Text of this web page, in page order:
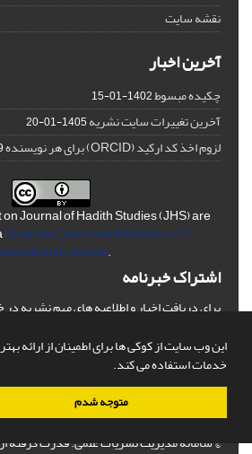
این وب سایت از کوکی ها برای اطمینان از ارائه
خدمات استفاده می کند.
متوجه شدم
نقشه سایت
آخرین اخبار
چکیده مبسوط1402-01-15
آخرین تغییرات سایت نشریه1405-01-20
لزوم اخذ کد ارکید (ORCID) برای هر نویسنده
Journal of Hadith Studies (JHS) are
Creative Commons Attribution 4.0
License.
اشتراک خبرنامه
برای دریافت اخبار و اطلاعیه های مهم نشریه
© سامانه مدیریت نشریات علمی.قدرت گرفته از